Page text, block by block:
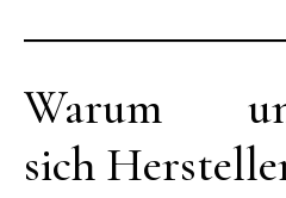
Warum
sich